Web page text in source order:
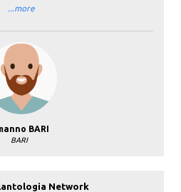
...more
BARI
BARI
Network